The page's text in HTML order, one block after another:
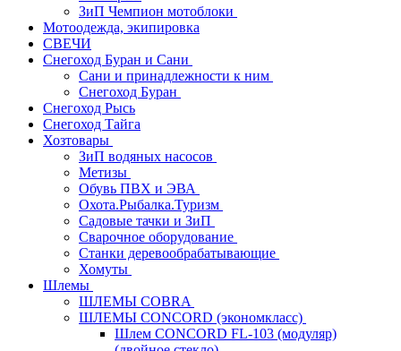
ЗиП Чемпион мотоблоки
Мотоодежда, экипировка
СВЕЧИ
Снегоход Буран и Сани
Сани и принадлежности к ним
Снегоход Буран
Снегоход Рысь
Снегоход Тайга
Хозтовары
ЗиП водяных насосов
Метизы
Обувь ПВХ и ЭВА
Охота.Рыбалка.Туризм
Садовые тачки и ЗиП
Сварочное оборудование
Станки деревообрабатывающие
Хомуты
Шлемы
ШЛЕМЫ COBRA
ШЛЕМЫ CONCORD (экономкласс)
Шлем CONCORD FL-103 (модуляр)